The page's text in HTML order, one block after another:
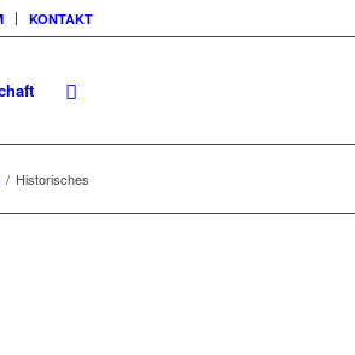
KONTAKT
/ Historisches